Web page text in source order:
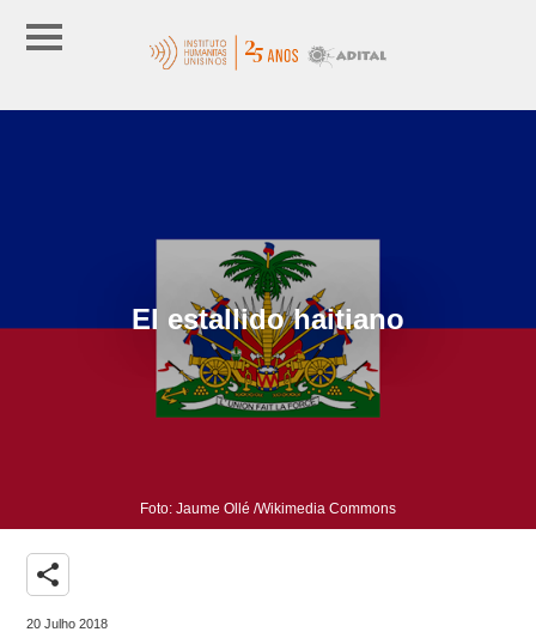
El estallido haitiano
Foto: Jaume Ollé /Wikimedia Commons
share
20 Julho 2018